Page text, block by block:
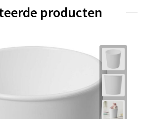
producten